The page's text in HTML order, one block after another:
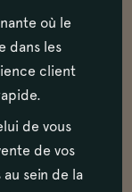
quelques
état. Un
Triumph est
hard-top lui
où le
dans les
client
de vous
de vos
sein de la